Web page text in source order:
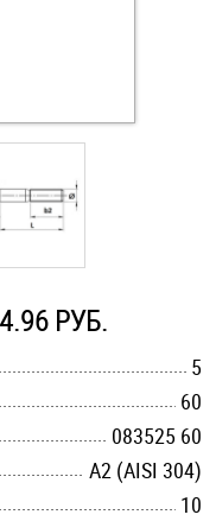
яхт
РУБ.
5
60
083525 60
А2 (AISI 304)
10